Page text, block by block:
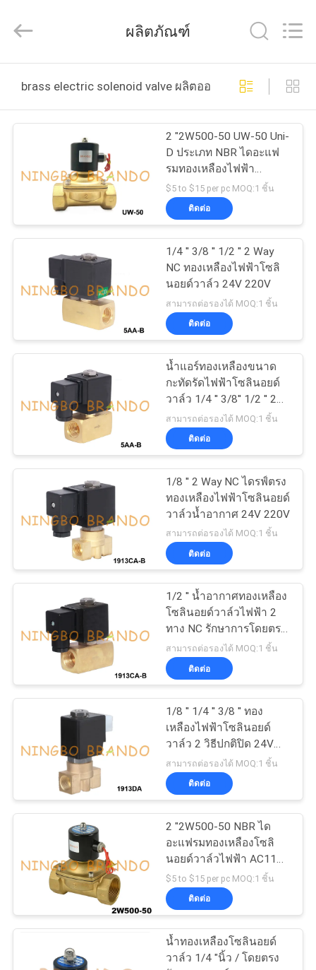
บ้าน
สินค้า
เกี่ยว
กับ
โรงงาน
ควบคุม
คุณภาพ
ติดต่อ
ทุน
COMPANY
NEWS
แผนผัง
เว็บไซต์
นโยบาย
ความ
ส่วน
Ningbo
Brando
Ltd.
Reserved.
ผลิตภัณฑ์
brass electric solenoid valve ผลิตออนไลน์
2 "2W500-50 UW-50 Uni-
D ประเภท NBR ไดอะแฟ
รมทองเหลืองไฟฟ้า
Solenoid V Alve ปกติปิด
AC110V DC24V
$5 to $15 per pc MOQ:1 ชิ้น
ติดต่อ
1/4 '' 3/8 '' 1/2 '' 2 Way
NC ทองเหลืองไฟฟ้าโซลิ
นอยด์วาล์ว 24V 220V
สามารถต่อรองได้ MOQ:1 ชิ้น
ติดต่อ
น้ำแอร์ทองเหลืองขนาด
กะทัดรัดไฟฟ้าโซลินอยด์
วาล์ว 1/4 '' 3/8'' 1/2 '' 24V
220V
สามารถต่อรองได้ MOQ:1 ชิ้น
ติดต่อ
1/8 '' 2 Way NC ไดรฟ์ตรง
ทองเหลืองไฟฟ้าโซลินอยด์
วาล์วน้ำอากาศ 24V 220V
สามารถต่อรองได้ MOQ:1 ชิ้น
ติดต่อ
1/2 '' น้ำอากาศทองเหลือง
โซลินอยด์วาล์วไฟฟ้า 2
ทาง NC รักษาการโดยตรง
24V 220V
สามารถต่อรองได้ MOQ:1 ชิ้น
ติดต่อ
1/8 '' 1/4 '' 3/8 '' ทอง
เหลืองไฟฟ้าโซลินอยด์
วาล์ว 2 วิธีปกติปิด 24V
220V
สามารถต่อรองได้ MOQ:1 ชิ้น
ติดต่อ
2 "2W500-50 NBR ได
อะแฟรมทองเหลืองโซลิ
นอยด์วาล์วไฟฟ้า AC110V
DC24V
$5 to $15 per pc MOQ:1 ชิ้น
ติดต่อ
น้ำทองเหลืองโซลินอยด์
วาล์ว 1/4 "นิ้ว / โดยตรง